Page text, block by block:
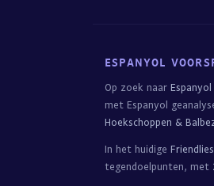
ESPANYOL
Op zoek naar
met Espanyol
Hoekschoppen &
In het huidige
tegendoelpunten, met